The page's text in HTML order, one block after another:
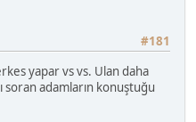
#181
yapar vs vs. Ulan daha
adamların konuştuğu